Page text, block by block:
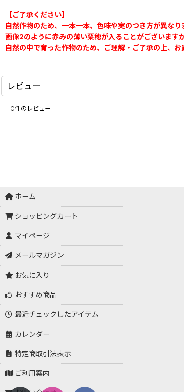
【ご了承ください】
自然作物のため、一本一本、色味や実のつき方が異なり
画像2のように赤みの薄い粟穂が入ることがございます
自然の中で育った作物のため、ご理解・ご了承の上、
レビュー
0件のレビュー
ホーム
ショッピングカート
マイページ
メールマガジン
お気に入り
おすすめ商品
最近チェックしたアイテム
カレンダー
特定商取引法表示
ご利用案内